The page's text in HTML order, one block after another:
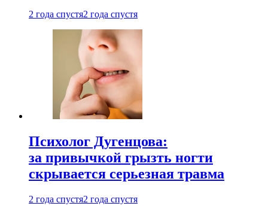
2 года спустя2 года спустя
Психолог Дугенцова:
за привычкой грызть ногти
скрывается серьезная травма
2 года спустя2 года спустя